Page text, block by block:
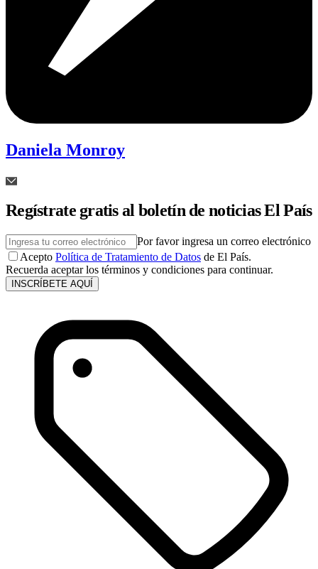
Daniela Monroy
Regístrate gratis al boletín de noticias El País
Por favor ingresa un correo electrónico
Acepto Política de Tratamiento de Datos de El País.
Recuerda aceptar los términos y condiciones para continuar.
INSCRÍBETE AQUÍ